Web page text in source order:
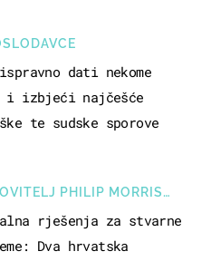
dati nekome
i izbjeći najčešće
te sudske sporove
PHILIP MORRIS
rješenja za stvarne
Dva hrvatska